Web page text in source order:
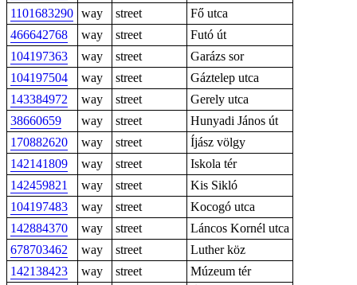
1101683290 way street
Fő utca
466642768
way street
Futó út
104197363
way street
Garázs sor
104197504
way street
Gáztelep utca
143384972
way street
Gerely utca
38660659
way street
Hunyadi János út
170882620
way street
Íjász völgy
142141809
way street
Iskola tér
142459821
way street
Kis Sikló
104197483
way street
Kocogó utca
142884370
way street
Láncos Kornél utca
678703462
way street
Luther köz
142138423
way street
Múzeum tér